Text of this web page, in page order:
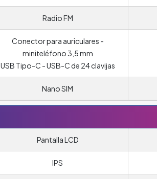
Radio FM
Conector para auriculares -
miniteléfono 3,5 mm
USB Tipo-C - USB-C de 24 clavijas
Nano SIM
Pantalla LCD
IPS